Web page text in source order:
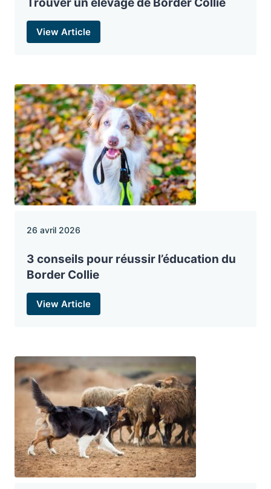
View Article
26 avril 2026
3 conseils pour réussir l’éducation du
Border Collie
View Article